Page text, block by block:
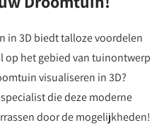
in 3D biedt talloze voordelen
op het gebied van tuinontwerp
visualiseren in 3D?
die deze moderne
door de mogelijkheden!